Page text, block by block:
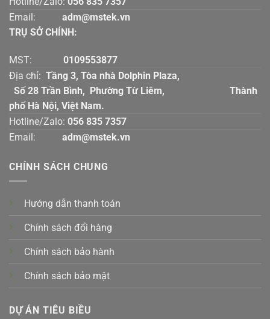
Email:
adm@mstek.vn
TRỤ SỞ CHÍNH:
MST: 0109553877
Địa chỉ: Tầng 3, Tòa nhà Dolphin Plaza,
Số 28 Trần Bình, Phường Từ Liêm, Thành
phố Hà Nội, Việt Nam.
Hotline/Zalo: 056 835 7357
Email:
adm@mstek.vn
CHÍNH SÁCH CHUNG
Hướng dẫn thanh toán
Chính sách đổi hàng
Chính sách bảo hành
Chính sách bảo mật
DỰ ÁN TIÊU BIỀU